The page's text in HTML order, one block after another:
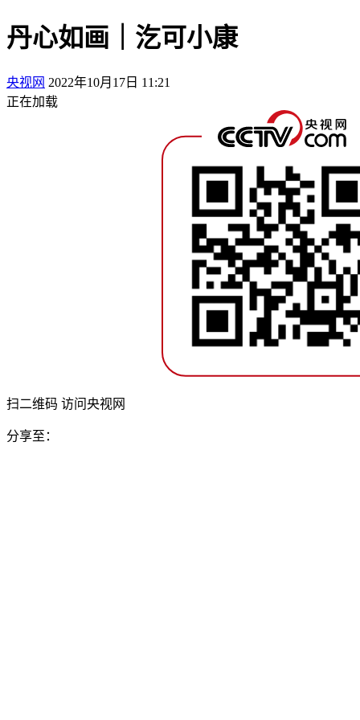
丹心如画｜汔可小康
央视网 2022年10月17日 11:21
正在加载
扫二维码 访问央视网
分享至：